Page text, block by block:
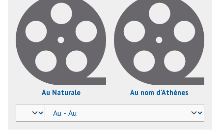
Au Naturale Au nom d'Athènes